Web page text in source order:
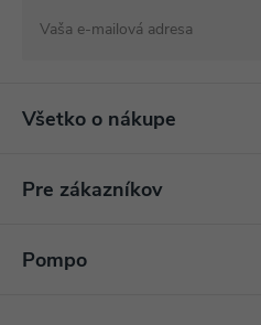
Všetko o nákupe
Pre zákazníkov
Pompo